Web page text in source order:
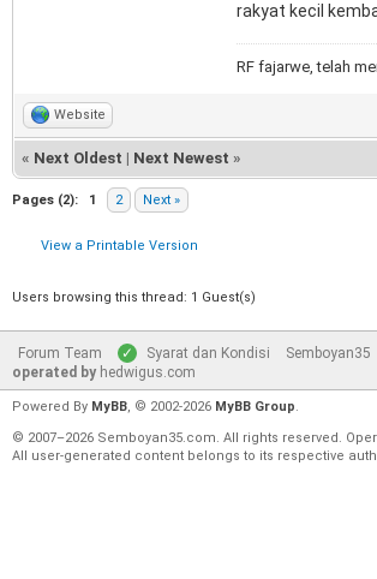
rakyat kecil
RF fajarwe, telah
Website
« Next Oldest | Next Newest »
Pages (2): 1 2 Next »
View a Printable Version
Users browsing this thread: 1 Guest(s)
Forum Team Syarat dan Kondisi Semboyan35
operated by hedwigus.com
Powered By MyBB, © 2002-2026 MyBB Group.
© 2007–2026 Semboyan35.com. All rights reserved.
All user-generated content belongs to its respective